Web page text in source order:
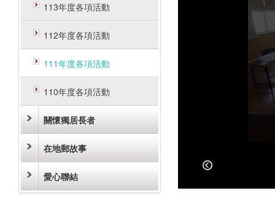
113年度各項活動
112年度各項活動
111年度各項活動
110年度各項活動
關懷獨居長者
在地郵故事
愛心聯結